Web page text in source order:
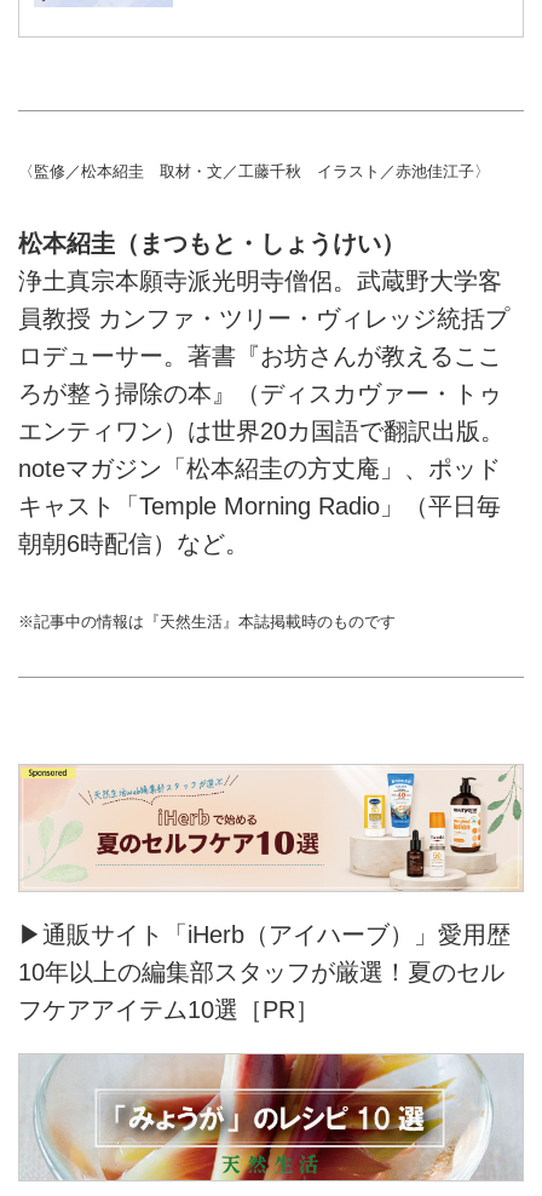
〈監修／松本紹圭 取材・文／工藤千秋 イラスト／赤池佳江子〉
松本紹圭（まつもと・しょうけい）
浄土真宗本願寺派光明寺僧侶。武蔵野大学客
員教授 カンファ・ツリー・ヴィレッジ統括プ
ロデューサー。著書『お坊さんが教えるここ
ろが整う掃除の本』（ディスカヴァー・トゥ
エンティワン）は世界20カ国語で翻訳出版。
noteマガジン「松本紹圭の方丈庵」、ポッド
キャスト「Temple Morning Radio」（平日毎
朝朝6時配信）など。
※記事中の情報は『天然生活』本誌掲載時のものです
▶通販サイト「iHerb（アイハーブ）」愛用歴
10年以上の編集部スタッフが厳選！夏のセル
フケアアイテム10選［PR］